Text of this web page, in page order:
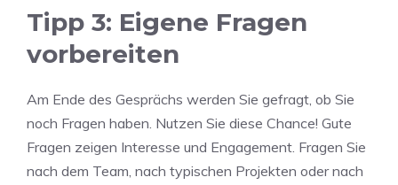
Tipp 3: Eigene Fragen
vorbereiten
Am Ende des Gesprächs werden Sie gefragt, ob Sie
noch Fragen haben. Nutzen Sie diese Chance! Gute
Fragen zeigen Interesse und Engagement. Fragen Sie
nach dem Team, nach typischen Projekten oder nach